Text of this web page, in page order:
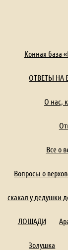
Конная база
ОТВЕТЫ НА
О нас,
Все о
Вопросы о
скакал у дедушки
ЛОШАДИ
Золушка